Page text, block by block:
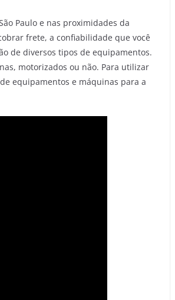
Paulo e nas proximidades da
frete, a confiabilidade que você
de diversos tipos de equipamentos.
motorizados ou não. Para utilizar
equipamentos e máquinas para a